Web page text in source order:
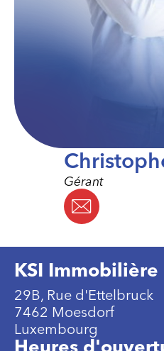
Gérant
KSI Immobilière
29B, Rue d'Ettelbruck
7462 Moesdorf
Luxembourg